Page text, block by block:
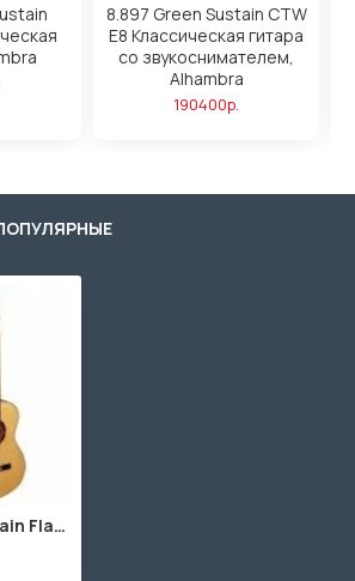
8.897 Green Sustain CTW
E8 Классическая гитара
со звукоснимателем,
Alhambra
190400р.
8.896 Green Sustain Flamenco Классическая гитара, Alhambra